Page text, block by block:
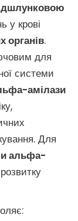
у крові
органів.
для
системи
амілази
Для
альфа-